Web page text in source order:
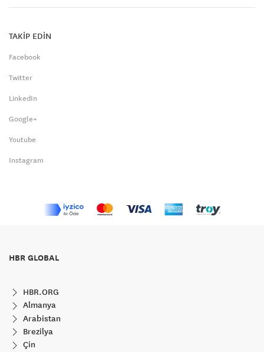
TAKİP EDİN
Facebook
Twitter
LinkedIn
Google+
Youtube
Instagram
HBR GLOBAL
HBR.ORG
Almanya
Arabistan
Brezilya
Çin